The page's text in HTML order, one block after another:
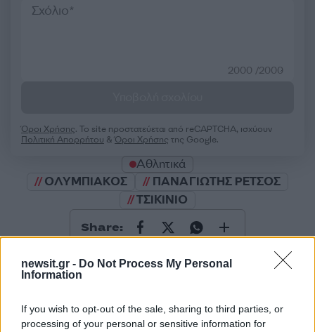
newsit.gr - Do Not Process My Personal
Information
If you wish to opt-out of the sale, sharing to third parties, or
processing of your personal or sensitive information for
2000 /2000
Όροι Χρήσης. Το site προστατεύεται από reCAPTCHA, ισχύουν
Πολιτική Απορρήτου &Όροι Χρήσης της Google.
Αθλητικά
ΟΛΥΜΠΙΑΚΟΣ
ΠΑΝΑΓΙΩΤΗΣ ΡΕΤΣΟΣ
ΤΣΙΚΙΝΙΟ
Share:
Ακολουθήστε το Νewsit.gr στοGoogle News
ενημερωθείτε πρώτοι για όλη την ειδησεογραφία και τα